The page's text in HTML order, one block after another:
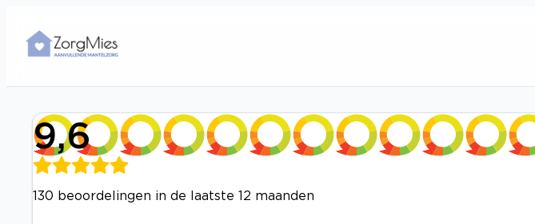
9,6
130 beoordelingen in de laatste 12 maanden